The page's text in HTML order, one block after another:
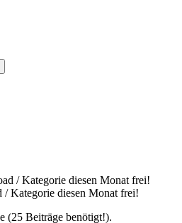
Kategorie diesen Monat frei!